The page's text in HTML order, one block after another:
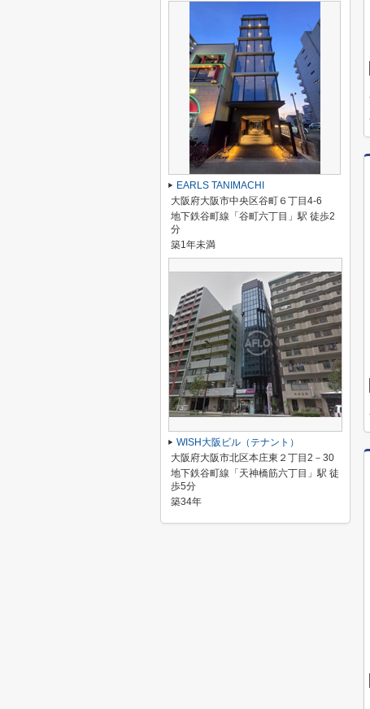
EARLS TANIMACHI
大阪府大阪市中央区谷町６丁目4-6
地下鉄谷町線「谷町六丁目」駅 徒歩2
分
築1年未満
WISH大阪ビル（テナント）
大阪府大阪市北区本庄東２丁目2－30
地下鉄谷町線「天神橋筋六丁目」駅 徒
歩5分
築34年